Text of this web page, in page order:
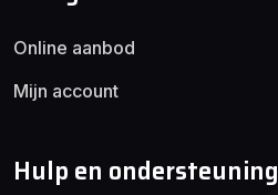
Online aanbod
Mijn account
Hulp en ondersteuning